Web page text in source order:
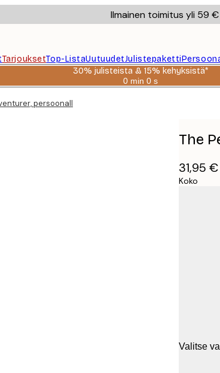
Ilmainen toimitus yli 59 €
TarjouksetTop-ListaUutuudetJulistepaketti
30% julisteista & 15% kehyksistä*
0 min 0 s
Voimassa
persoonallinen juliste
The
31,95 €
Koko
Valitse